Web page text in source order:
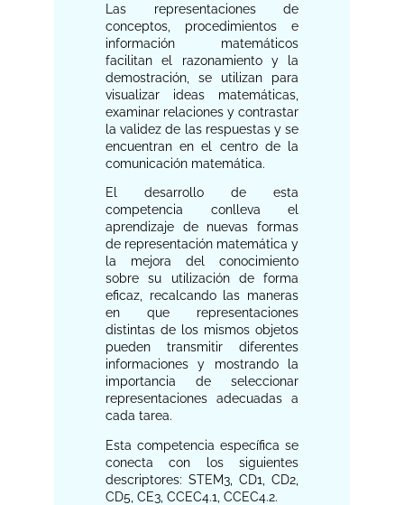
Las representaciones de
conceptos, procedimientos e
información matemáticos
facilitan el razonamiento y la
demostración, se utilizan para
visualizar ideas matemáticas,
examinar relaciones y contrastar
la validez de las respuestas y se
encuentran en el centro de la
comunicación matemática.
El desarrollo de esta
competencia conlleva el
aprendizaje de nuevas formas
de representación matemática y
la mejora del conocimiento
sobre su utilización de forma
eficaz, recalcando las maneras
en que representaciones
distintas de los mismos objetos
pueden transmitir diferentes
informaciones y mostrando la
importancia de seleccionar
representaciones adecuadas a
cada tarea.
Esta competencia específica se
conecta con los siguientes
descriptores: STEM3, CD1, CD2,
CD5, CE3, CCEC4.1, CCEC4.2.